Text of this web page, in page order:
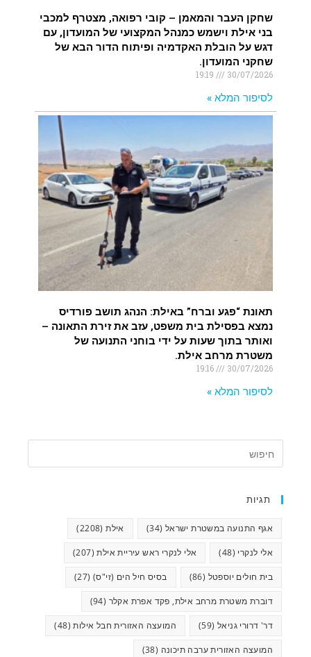
שחקן העבר והמאמן – קובי רפואה, מצטרף למכבי
בני אילת וישמש כמנהל המקצועי של המועדון, עם
דגש על הובלת האקדמיה ופיתוח הדור הבא של
שחקני המועדון.
30/07/2026
לסיפור המלא »
תאונת “פגע וברח” באילת: הנהג תושב פורדיס
נמצא בפסילת בית משפט, עזב את זירת התאונה –
ואותר בתוך שעות על ידי בוחני התנועה של
משטרת מרחב אילת.
30/07/2026
לסיפור המלא »
תגיות
אגף התנועה במשטרת ישראל (34) אילת(2208)
אלי לנקרי (48) אלי לנקרי ראש עיריית אילת(207)
בית חולים יוספטל (86) בסיס חיל הים (זי"ס) (27)
דוברת משטרת מרחב אילת, פקד אפרת אקלר (94)
דר' דרורי גניאל (59) המועצה האזורית חבל אילות(48)
המועצה האזורית ערבה תיכונה (38)